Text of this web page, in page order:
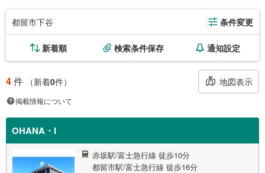
都留市下谷 条件変更
新着順 検索条件保存 通知設定
4件 （新着0件） 地図表示
掲載情報について
OHANA・I
赤坂駅/富士急行線 徒歩10分
都留市駅/富士急行線 徒歩16分